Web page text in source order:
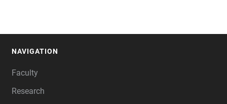
NAVIGATION
Faculty
Research